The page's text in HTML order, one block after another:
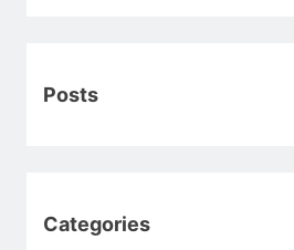
Posts
Categories